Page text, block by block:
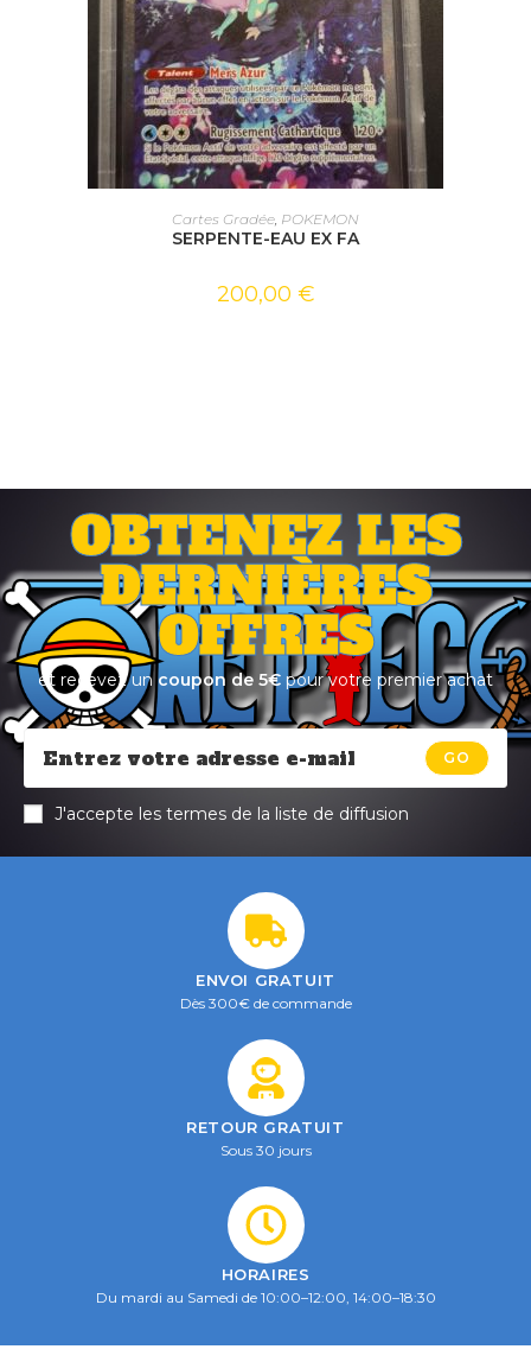
AJOUTER AU PANIER
Cartes Gradée, POKEMON
SERPENTE-EAU EX FA
200,00 €
OBTENEZ LES
DERNIÈRES
OFFRES
et recevez un coupon de 5€ pour votre premier achat
GO
J'accepte les termes de la liste de diffusion
ENVOI GRATUIT
Dès 300€ de commande
RETOUR GRATUIT
Sous 30 jours
HORAIRES
Du mardi au Samedi de 10:00–12:00, 14:00–18:30